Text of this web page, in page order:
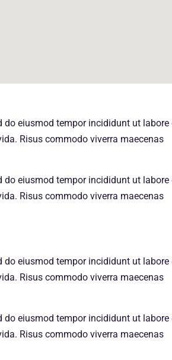
eiusmod tempor incididunt ut labore
Risus commodo viverra maecenas
eiusmod tempor incididunt ut labore
Risus commodo viverra maecenas
eiusmod tempor incididunt ut labore
Risus commodo viverra maecenas
eiusmod tempor incididunt ut labore
Risus commodo viverra maecenas